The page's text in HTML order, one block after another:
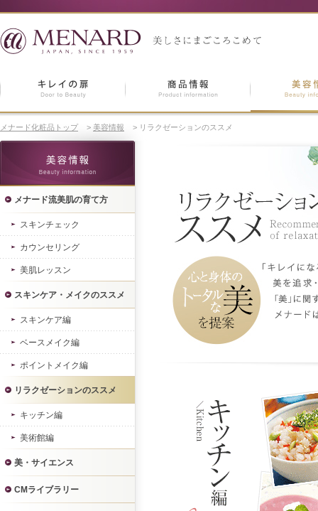
メナード化粧品トップ > 美容情報 > リラクゼーションのススメ
メナード流美肌の育て方
スキンチェック
カウンセリング
美肌レッスン
スキンケア・メイクのススメ
スキンケア編
ベースメイク編
ポイントメイク編
リラクゼーションのススメ
キッチン編
美術館編
美・サイエンス
CMライブラリー